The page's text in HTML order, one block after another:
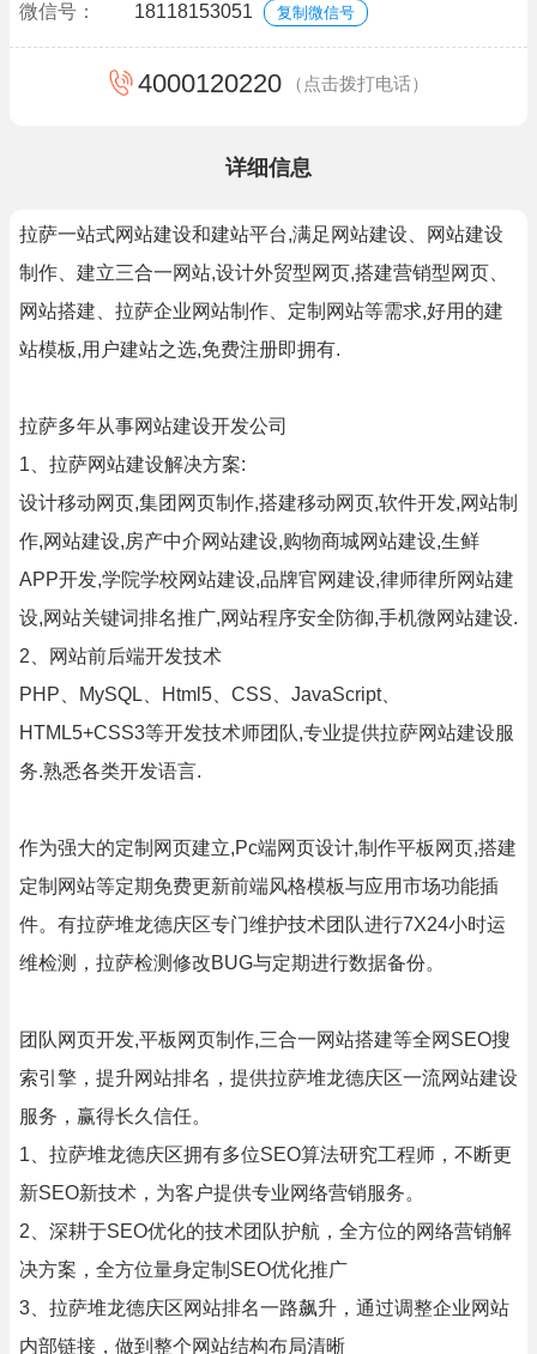
微信号： 18118153051 复制微信号
4000120220 （点击拨打电话）
详细信息
拉萨一站式网站建设和建站平台,满足网站建设、网站建设
制作、建立三合一网站,设计外贸型网页,搭建营销型网页、
网站搭建、拉萨企业网站制作、定制网站等需求,好用的建
站模板,用户建站之选,免费注册即拥有.
拉萨多年从事网站建设开发公司
1、拉萨网站建设解决方案:
设计移动网页,集团网页制作,搭建移动网页,软件开发,网站制
作,网站建设,房产中介网站建设,购物商城网站建设,生鲜
APP开发,学院学校网站建设,品牌官网建设,律师律所网站建
设,网站关键词排名推广,网站程序安全防御,手机微网站建设.
2、网站前后端开发技术
PHP、MySQL、Html5、CSS、JavaScript、
HTML5+CSS3等开发技术师团队,专业提供拉萨网站建设服
务.熟悉各类开发语言.
作为强大的定制网页建立,Pc端网页设计,制作平板网页,搭建
定制网站等定期免费更新前端风格模板与应用市场功能插
件。有拉萨堆龙德庆区专门维护技术团队进行7X24小时运
维检测，拉萨检测修改BUG与定期进行数据备份。
团队网页开发,平板网页制作,三合一网站搭建等全网SEO搜
索引擎，提升网站排名，提供拉萨堆龙德庆区一流网站建设
服务，赢得长久信任。
1、拉萨堆龙德庆区拥有多位SEO算法研究工程师，不断更
新SEO新技术，为客户提供专业网络营销服务。
2、深耕于SEO优化的技术团队护航，全方位的网络营销解
决方案，全方位量身定制SEO优化推广
3、拉萨堆龙德庆区网站排名一路飙升，通过调整企业网站
内部链接，做到整个网站结构布局清晰